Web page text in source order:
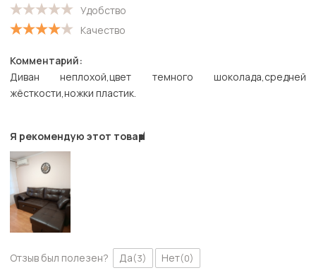
Удобство
Качество
Комментарий:
Диван неплохой,цвет темного шоколада,средней
жёсткости,ножки пластик.
Я рекомендую этот товар
Отзыв был полезен? Да(3) Нет(0)